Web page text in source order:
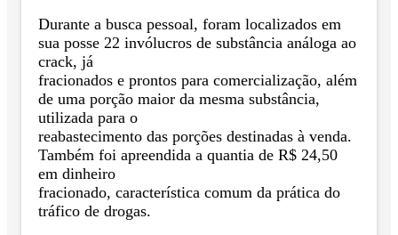
Durante a busca pessoal, foram localizados em
sua posse 22 invólucros de substância análoga ao
crack, já
fracionados e prontos para comercialização, além
de uma porção maior da mesma substância,
utilizada para o
reabastecimento das porções destinadas à venda.
Também foi apreendida a quantia de R$ 24,50
em dinheiro
fracionado, característica comum da prática do
tráfico de drogas.